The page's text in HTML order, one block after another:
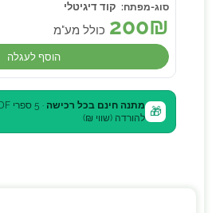
קוד דיגיטלי
200₪ כולל מע"מ
הוסף לעגלה
🎁 מתנה חינם בכל רכישה
להורדה (שווי ₪)